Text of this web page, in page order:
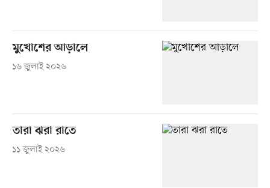
মুখোশের আড়ালে
১৬ জুলাই ২০২৬
তারা ঝরা রাতে
১১ জুলাই ২০২৬